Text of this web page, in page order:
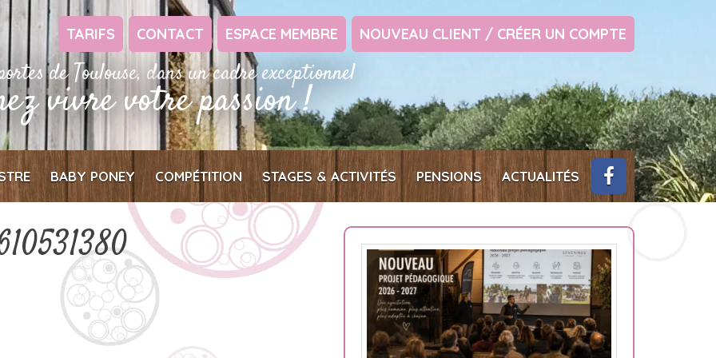
de Toulouse, dans un cadre exceptionnel
vivre votre passion !
TARIFS CONTACT ESPACE MEMBRE NOUVEAU CLIENT / CRÉER UN COMPTE
BABY PONEY COMPÉTITION STAGES & ACTIVITÉS PENSIONS ACTUALITÉS